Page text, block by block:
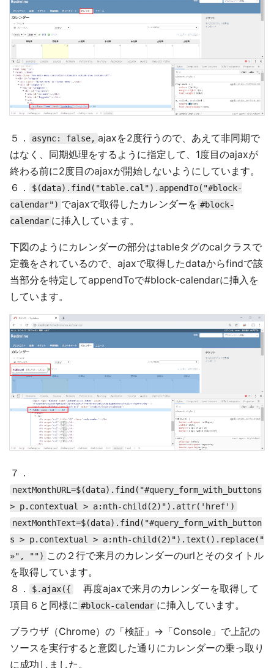
５． async: false, ajaxを2度行うので、あえて非同期で
はなく、同期処理をするように指定して、1度目のajaxが
終わる前に2度目のajaxが開始しないようにしています。
６．
$(data).find("table.cal").appendTo("#block-
calendar") でajaxで取得したカレンダーを #block-
calendar に挿入しています。
下図のようにカレンダーの部分はtableタグのcalクラスで
定義をされているので、ajaxで取得したdataからfindで該
当部分を特定してappendToで#block-calendarに挿入を
しています。
７．
nextMonthURL=$(data).find("#query_form_with_buttons
> p.contextual > a:nth-child(2)").attr('href')
nextMonthText=$(data).find("#query_form_with_button
s > p.contextual > a:nth-child(2)").text().replace("
»", "") この２行で来月のカレンダーのurlとそのタイトル
を取得しています。
８．
$.ajax({
再度ajaxで来月のカレンダーを取得して
項目６と同様に #block-calendar に挿入しています。
ブラウザ（Chrome）の「検証」->「Console」で上記の
ソースを実行すると意図した通りにカレンダーの乗っ取り
に成功しました。